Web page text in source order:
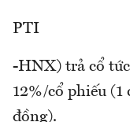
PTI
-HNX) trả cổ
12%/cổ phiếu (1
đồng).